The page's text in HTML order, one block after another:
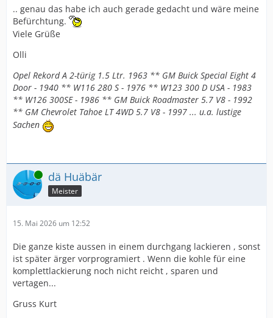
.. genau das habe ich auch gerade gedacht und wäre meine
Befürchtung.
Viele Grüße
Olli
Opel Rekord A 2-türig 1.5 Ltr. 1963 ** GM Buick Special Eight 4
Door - 1940 ** W116 280 S - 1976 ** W123 300 D USA - 1983
** W126 300SE - 1986 ** GM Buick Roadmaster 5.7 V8 - 1992
** GM Chevrolet Tahoe LT 4WD 5.7 V8 - 1997 ... u.a. lustige
Sachen
Online dä Huäbär
Meister
15. Mai 2026 um 12:52
Die ganze kiste aussen in einem durchgang lackieren , sonst
ist später ärger vorprogramiert . Wenn die kohle für eine
komplettlackierung noch nicht reicht , sparen und
vertagen...
Gruss Kurt